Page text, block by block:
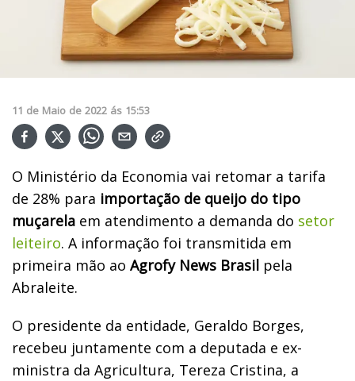
11 de Maio de 2022 ás 15:53
O Ministério da Economia vai retomar a tarifa
de 28% para importação de queijo do tipo
muçarela em atendimento a demanda do setor
leiteiro. A informação foi transmitida em
primeira mão ao Agrofy News Brasil pela
Abraleite.
O presidente da entidade, Geraldo Borges,
recebeu juntamente com a deputada e ex-
ministra da Agricultura, Tereza Cristina, a